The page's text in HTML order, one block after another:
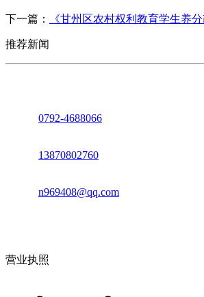
下一篇： 《甘州区农村权利教育学生养
推荐新闻
0792-4688066
13870802760
n969408@qq.com
营业执照